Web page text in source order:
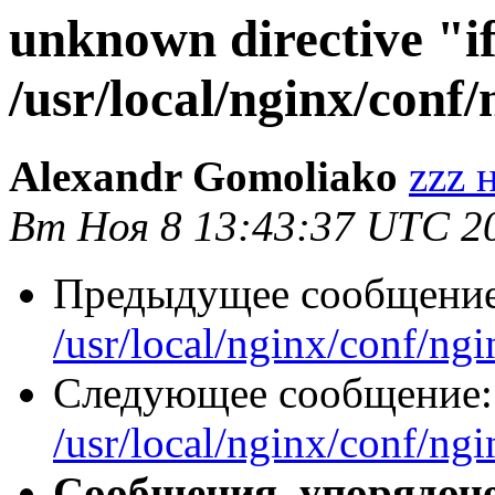
unknown directive
/usr/local/nginx/
Alexandr Gomoliako zzz
Вт Ноя 8 13:43:37 UTC
Предыдущее
/usr/local/nginx/conf/
Следующее
/usr/local/nginx/conf/